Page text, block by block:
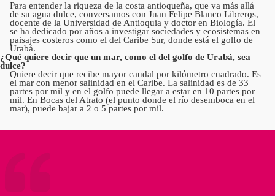
Para entender la riqueza de la costa antioqueña, que va más allá
de su agua dulce, conversamos con Juan Felipe Blanco Libreros,
docente de la Universidad de Antioquia y doctor en Biología. Él
se ha dedicado por años a investigar sociedades y ecosistemas en
paisajes costeros como el del Caribe Sur, donde está el golfo de
Urabá.
¿Qué quiere decir que un mar, como el del golfo de Urabá, sea
dulce?
Quiere decir que recibe mayor caudal por kilómetro cuadrado. Es
el mar con menor salinidad en el Caribe. La salinidad es de 33
partes por mil y en el golfo puede llegar a estar en 10 partes por
mil. En Bocas del Atrato (el punto donde el río desemboca en el
mar), puede bajar a 2 o 5 partes por mil.